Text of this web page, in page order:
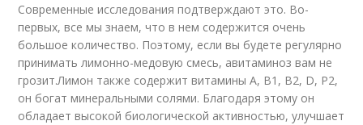
Современные исследования подтверждают это. Во-
первых, все мы знаем, что в нем содержится очень
большое количество. Поэтому, если вы будете регулярно
принимать лимонно-медовую смесь, авитаминоз вам не
грозит.Лимон также содержит витамины А, В1, В2, D, Р2,
он богат минеральными солями. Благодаря этому он
обладает высокой биологической активностью, улучшает